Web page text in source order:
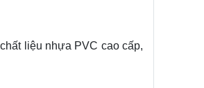
liệu nhựa PVC cao cấp,